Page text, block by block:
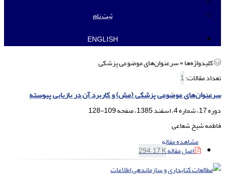
ثبت نام
ENGLISH
کلیدواژه‌ها =سرعنوان‌های موضوعی پزشکی
تعداد مقالات:1
سرعنوان‌های موضوعی پزشکی (مش) و کاربرد آن در بازیابی پیوسته
دوره 17، شماره 4، اسفند 1385، صفحه
109-128
فاطمه شیخ شعاعی
مشاهده مقاله
اصل مقاله294.17 K